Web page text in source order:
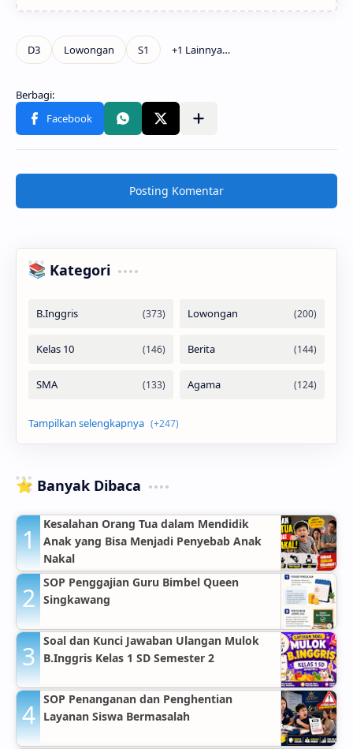
Posting Komentar
📚 Kategori
⭐ Banyak Dibaca
Kesalahan Orang Tua dalam Mendidik
Anak yang Bisa Menjadi Penyebab Anak
Nakal
SOP Penggajian Guru Bimbel Queen
Singkawang
Soal dan Kunci Jawaban Ulangan Mulok
B.Inggris Kelas 1 SD Semester 2
SOP Penanganan dan Penghentian
Layanan Siswa Bermasalah